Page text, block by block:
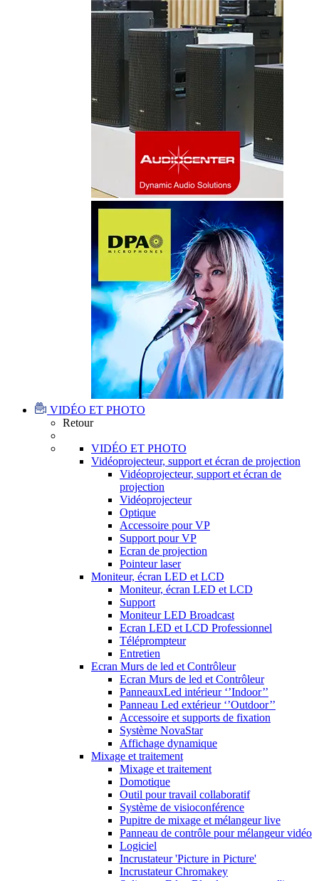
VIDÉO ET PHOTO
Retour
VIDÉO ET PHOTO
Vidéoprojecteur, support et écran de projection
Vidéoprojecteur, support et écran de
projection
Vidéoprojecteur
Optique
Accessoire pour VP
Support pour VP
Ecran de projection
Pointeur laser
Moniteur, écran LED et LCD
Moniteur, écran LED et LCD
Support
Moniteur LED Broadcast
Ecran LED et LCD Professionnel
Téléprompteur
Entretien
Ecran Murs de led et Contrôleur
Ecran Murs de led et Contrôleur
PanneauxLed intérieur ‘’Indoor’’
Panneau Led extérieur ‘’Outdoor’’
Accessoire et supports de fixation
Système NovaStar
Affichage dynamique
Mixage et traitement
Mixage et traitement
Domotique
Outil pour travail collaboratif
Système de visioconférence
Pupitre de mixage et mélangeur live
Panneau de contrôle pour mélangeur vidéo
Logiciel
Incrustateur 'Picture in Picture'
Incrustateur Chromakey